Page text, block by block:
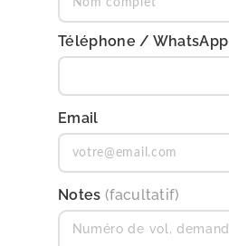
Téléphone / WhatsApp
Email
Notes (facultatif)